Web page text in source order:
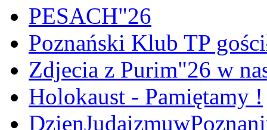
PESACH"26
Poznański Klub TP
Zdjecia z Purim"26 w
Holokaust - Pamiętamy !